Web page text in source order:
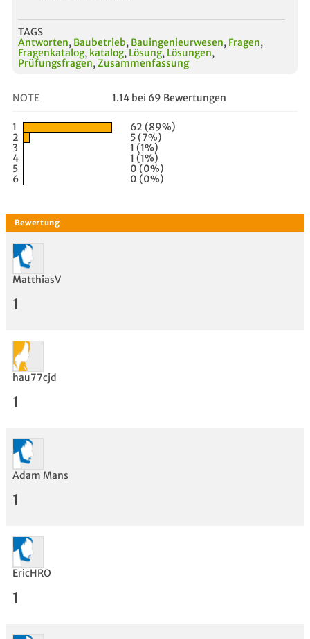
TAGS
Antworten, Baubetrieb, Bauingenieurwesen, Fragen,
Fragenkatalog, katalog,Lösung, Lösungen,
Prüfungsfragen, Zusammenfassung
NOTE 1.14 bei 69 Bewertungen
1
62 (89%)
2
5 (7%)
3
1 (1%)
4
1 (1%)
5
0 (0%)
6
0 (0%)
MatthiasV
1
hau77cjd
1
Adam Mans
1
EricHRO
1